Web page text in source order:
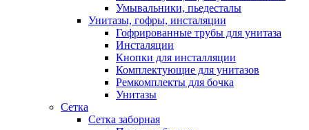
Умывальники, пьедесталы
Унитазы, гофры, инсталяции
Гофрированные трубы для унитаза
Инсталяции
Кнопки для инсталляции
Комплектующие для унитазов
Ремкомплекты для бочка
Унитазы
Сетка
Сетка заборная